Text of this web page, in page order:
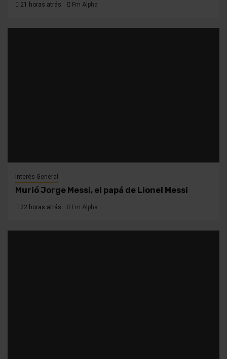
21 horas atrás Fm Alpha
Interés General
Murió Jorge Messi, el papá de Lionel Messi
22 horas atrás Fm Alpha